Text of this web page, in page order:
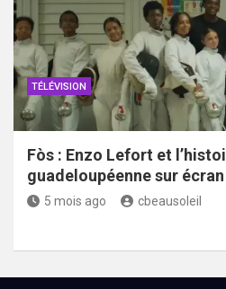
TÉLÉVISION
Fòs : Enzo Lefort et
guadeloupéenne sur écran
5 mois ago cbeausoleil